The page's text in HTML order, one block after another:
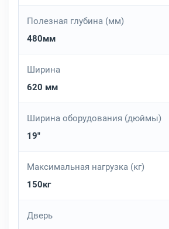
Полезная глубина (мм)
480мм
Ширина
620 мм
Ширина оборудования (дюймы)
19"
Максимальная нагрузка (кг)
150кг
Дверь